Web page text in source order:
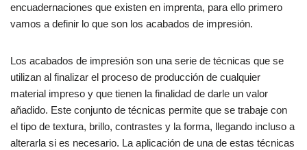
encuadernaciones que existen en imprenta, para ello primero
vamos a definir lo que son los acabados de impresión.
Los acabados de impresión son una serie de técnicas que se
utilizan al finalizar el proceso de producción de cualquier
material impreso y que tienen la finalidad de darle un valor
añadido. Este conjunto de técnicas permite que se trabaje con
el tipo de textura, brillo, contrastes y la forma, llegando incluso a
alterarla si es necesario. La aplicación de una de estas técnicas